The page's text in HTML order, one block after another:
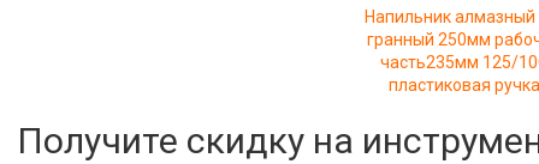
Напильник алмазный
гранный 250мм
часть235мм 125/
пластиковая ручка
Получите скидку на